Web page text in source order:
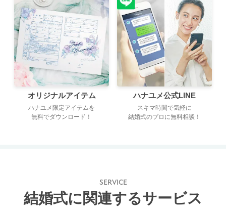
オリジナルアイテム
ハナユメ限定アイテムを
無料でダウンロード！
ハナユメ公式LINE
スキマ時間で気軽に
結婚式のプロに無料相談！
SERVICE
結婚式に関連するサービス